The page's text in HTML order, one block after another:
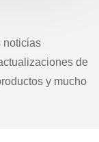
noticias
de
y mucho